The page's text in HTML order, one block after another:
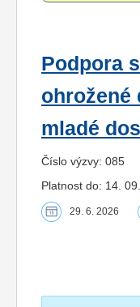
Podpora
ohrožené
mladé
Číslo výzvy: 085
Platnost do: 14.
29. 6. 2026